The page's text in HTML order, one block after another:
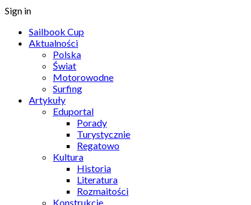
Sign in
Sailbook Cup
Aktualności
Polska
Świat
Motorowodne
Surfing
Artykuły
Eduportal
Porady
Turystycznie
Regatowo
Kultura
Historia
Literatura
Rozmaitości
Konstrukcje